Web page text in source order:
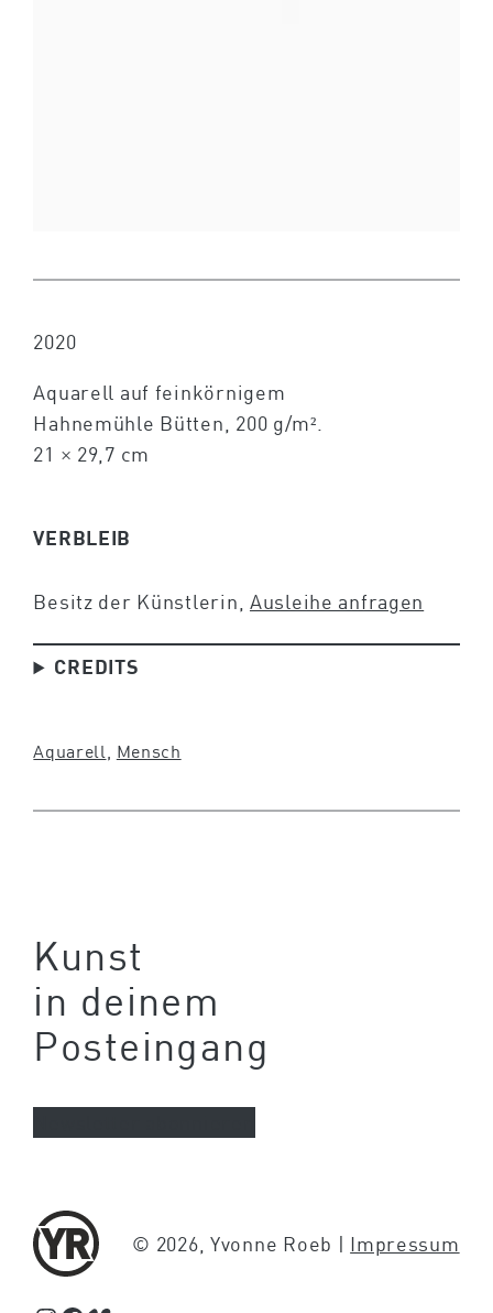
2020
Aquarell auf feinkörnigem
Hahnemühle Bütten, 200 g/m².
21 × 29,7 cm
VERBLEIB
Besitz der Künstlerin, Ausleihe anfragen
CREDITS
Aquarell Mensch
Kunst
in deinem
Posteingang
© 2026, Yvonne Roeb | Impressum